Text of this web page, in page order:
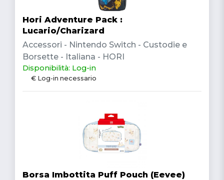
Hori Adventure Pack :
Lucario/Charizard
Accessori - Nintendo Switch - Custodie e
Borsette - Italiana - HORI
Disponibilità: Log-in
€ Log-in necessario
Borsa Imbottita Puff Pouch (Eevee)